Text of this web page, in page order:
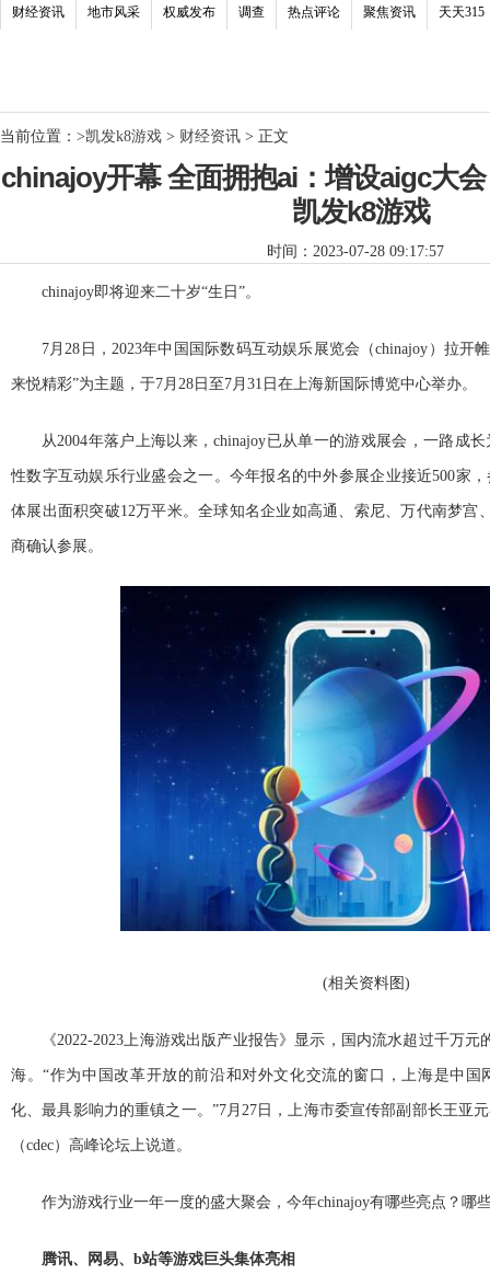
财经资讯 地市风采 权威发布 调查 热点评论 聚焦资讯 天天315
当前位置： >凯发k8游戏 > 财经资讯 > 正文
chinajoy开幕 全面拥抱ai：增设aigc大
凯发k8游戏
时间：2023-07-28 09:17:57
chinajoy即将迎来二十岁“生日”。
7月28日，2023年中国国际数码互动娱乐展览会（chinajoy）拉开
来悦精彩”为主题，于7月28日至7月31日在上海新国际博览中心举办。
从2004年落户上海以来，chinajoy已从单一的游戏展会，一路成
性数字互动娱乐行业盛会之一。今年报名的中外参展企业接近500家
体展出面积突破12万平米。全球知名企业如高通、索尼、万代南梦宫
商确认参展。
(相关资料图)
《2022-2023上海游戏出版产业报告》显示，国内流水超过千万
海。“作为中国改革开放的前沿和对外文化交流的窗口，上海是中国
化、最具影响力的重镇之一。”7月27日，上海市委宣传部副部长王亚
（cdec）高峰论坛上说道。
作为游戏行业一年一度的盛大聚会，今年chinajoy有哪些亮点？哪
腾讯、网易、b站等游戏巨头集体亮相